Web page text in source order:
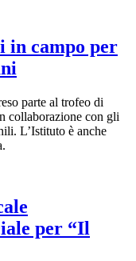
in campo per
parte al trofeo di
collaborazione con gli
L’Istituto è anche
per “Il